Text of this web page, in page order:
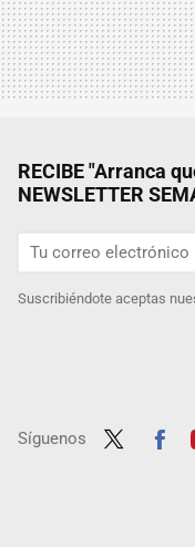
RECIBE "Arranca
NEWSLETTER
Suscribiéndote aceptas
Síguenos